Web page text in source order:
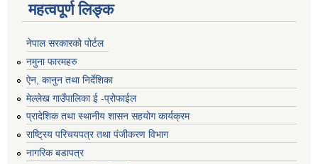
महत्वपूर्ण लिङ्क
नेपाल सरकारको पोर्टल
नमुना फारमहरु
ऐन, कानुन तथा निर्देशिका
मेल्लेख गाउँपालिका ई -प्रोफाईल
प्रादेशिक तथा स्थानीय शासन सहयोग कार्यक्रम
राष्ट्रिय परिचयपत्र तथा पंजीकरण विभाग
नागरिक बडापत्र